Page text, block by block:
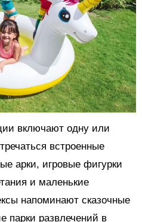
включают одну или
встроенные
арки, игровые фигурки
и маленькие
напоминают сказочные
парки развлечений в